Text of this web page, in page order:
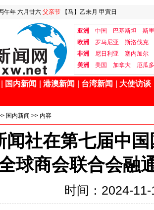
午年 六月廿六 父亲节 【马】乙未月 甲寅日
亚洲 中国 巴基斯坦
斯
欧洲
罗马尼亚
斯洛伐克
非洲
尼日利亚
塞内加尔
美洲
美国 加拿大 厄瓜
国内新闻 港澳新闻 台湾新闻 大使访谈
国内新闻 >> 内容
闻社在第七届中
球商会联合会融
时间：2024-